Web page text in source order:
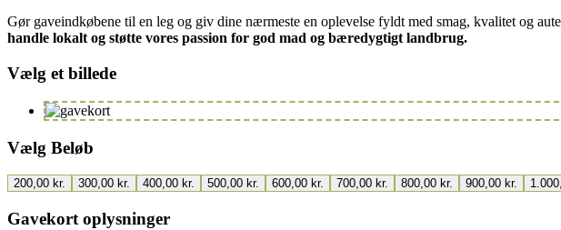
Gør gaveindkøbene til en leg og giv dine nærmeste en oplevelse fyldt med smag, kvalitet og
handle lokalt og støtte vores passion for god mad og bæredygtigt landbrug.
Vælg et billede
Vælg Beløb
200,00 kr. 300,00 kr. 400,00 kr. 500,00 kr. 600,00 kr. 700,00 kr. 800,00 kr. 900,00 kr.
Gavekort oplysninger